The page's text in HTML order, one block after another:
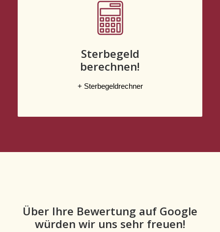
Sterbegeld
berechnen!
+ Sterbegeldrechner
Über Ihre Bewertung auf Google
würden wir uns sehr freuen!